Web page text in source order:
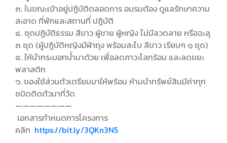
๓. ในขณะเข้าอยู่ปฏิบัติตลอดการ อบรมต้อง ดูแลรักษาความ
สะอาด ที่พักและสถานที่ ปฏิบัติ
๔. ชุดปฏิบัติธรรม สีขาว ผู้ชาย ผู้หญิง ไม่มีลวดลาย หรือฉะลุ
๓ ชุด (ผู้ปฏิบัติหญิงมีผ้าถุง พร้อมสะไบ สีขาว เรียบๆ ๑ ชุด)
๕. ให้นำกระบอกน้ำมาด้วย เพื่อลดภาวะโลกร้อน และลดขยะ
พลาสติก
๖. ของใช้ส่วนตัวเตรียมมาให้พร้อม ห้ามนำทรัพย์สินมีค่าทุก
ชนิดติดตัวมาที่วัด
————————
เอกสารกำหนดการโครงการ
คลิก https://bit.ly/3QKn3N5